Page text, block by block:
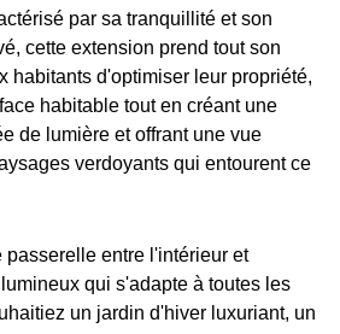
par sa tranquillité et son
cette extension prend tout son
habitants d'optimiser leur propriété,
habitable tout en créant une
de lumière et offrant une vue
verdoyants qui entourent ce
passerelle entre l'intérieur et
qui s'adapte à toutes les
un jardin d'hiver luxuriant, un